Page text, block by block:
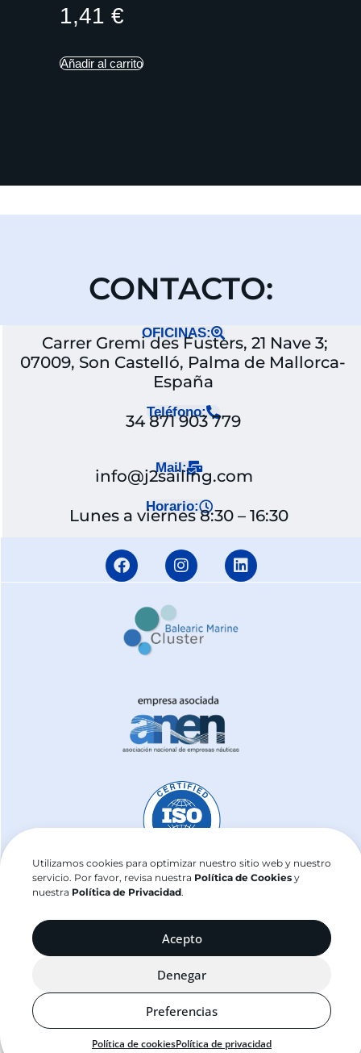
Utilizamos cookies para optimizar nuestro sitio web y nuestro
servicio. Por favor, revisa nuestra Política de Cookies y
nuestra Política de Privacidad.
Acepto
Denegar
Preferencias
Política de cookiesPolítica de privacidad
1,41 €
Añadir al carrito
CONTACTO:
OFICINAS:
Carrer Gremi des Fusters, 21 Nave 3;
07009, Son Castelló, Palma de Mallorca-
España
Teléfono:
34 871 903 779
Mail:
info@j2sailing.com
Horario:
Lunes a viernes 8:30 – 16:30